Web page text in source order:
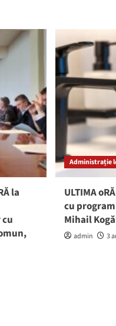
la
Administrație
ULTIMA
cu
Mihail
admin 3